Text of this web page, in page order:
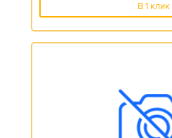
В 1 клик